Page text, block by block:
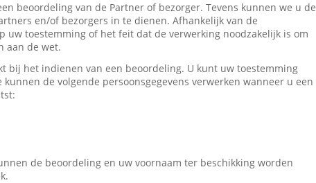
beoordeling van de Partner of bezorger. Tevens kunnen we u de
en/of bezorgers in te dienen. Afhankelijk van de
uw toestemming of het feit dat de verwerking noodzakelijk is om
aan de wet.
bij het indienen van een beoordeling. U kunt uw toestemming
de volgende persoonsgegevens verwerken wanneer u een
de beoordeling en uw voornaam ter beschikking worden